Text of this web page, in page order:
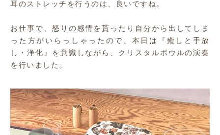
耳のストレッチを行うのは、良いですね。
お仕事で、怒りの感情を貰ったり自分から出してしま
った方がいらっしゃったので、本日は『癒しと手放
し・浄化』を意識しながら、クリスタルボウルの演奏
を行いました。